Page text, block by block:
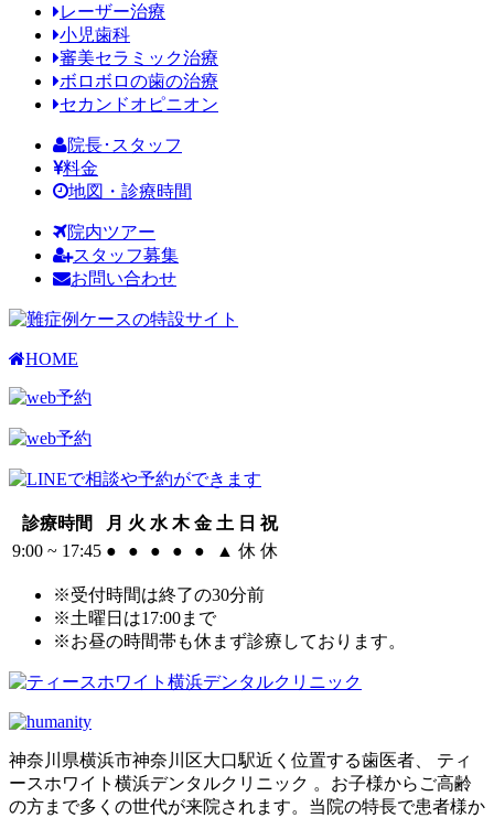
レーザー治療
小児歯科
審美セラミック治療
ボロボロの歯の治療
セカンドオピニオン
院長･スタッフ
料金
地図・診療時間
院内ツアー
スタッフ募集
お問い合わせ
HOME
診療時間 月 火 水 木 金 土 日 祝
9:00 ~ 17:45 ● ● ● ● ● ▲ 休 休
※受付時間は終了の30分前
※土曜日は17:00まで
※お昼の時間帯も休まず診療しております。
神奈川県横浜市神奈川区大口駅近く位置する歯医者、 ティ
ースホワイト横浜デンタルクリニック 。お子様からご高齢
の方まで多くの世代が来院されます。当院の特長で患者様か